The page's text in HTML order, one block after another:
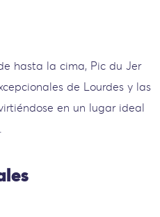
hasta la cima, Pic du Jer
de Lourdes y las
en un lugar ideal